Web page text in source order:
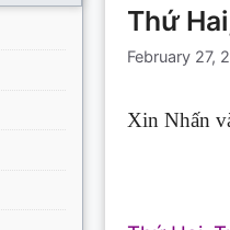
Thứ
February 27,
Xin Nhấn